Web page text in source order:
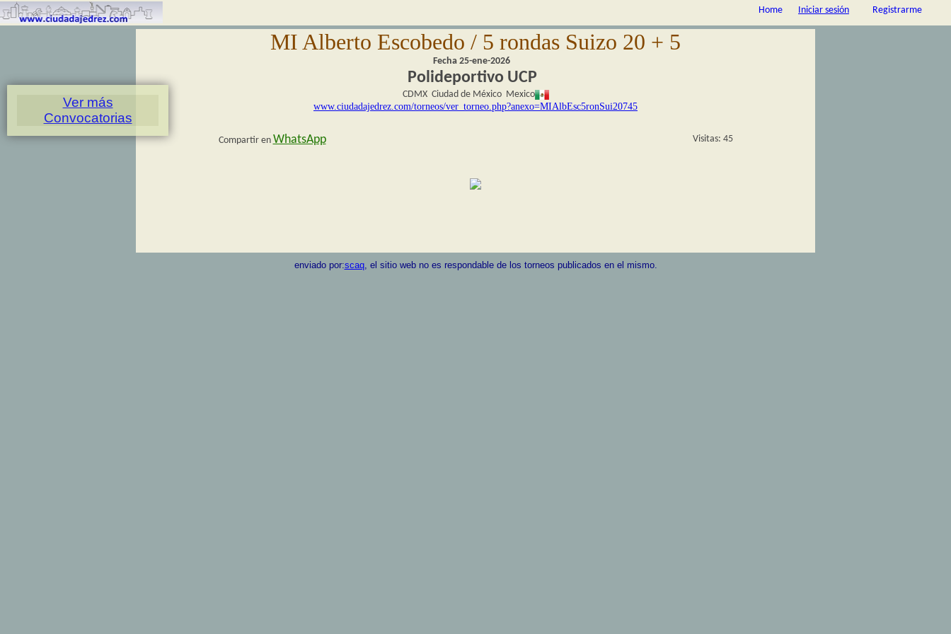
Ver más
Convocatorias
Home Iniciar sesión Registrarme
MI Alberto Escobedo / 5 rondas Suizo 20 + 5
Fecha 25-ene-2026
Polideportivo UCP
CDMX Ciudad de México Mexico
www.ciudadajedrez.com/torneos/ver_torneo.php?anexo=MIAlbEsc5ronSui20745
Compartir en WhatsApp Visitas: 45
enviado por:scaq, el sitio web no es respondable de los torneos publicados en el mismo.